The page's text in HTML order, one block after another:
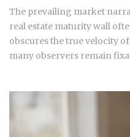
cash serve distinct masters.
appear fully digitized
network, ...
The prevailing market
real estate maturity wall
obscures the true velocity
many observers remain
currently navigating a
no longer just anticipating
friction of a 148 basis point